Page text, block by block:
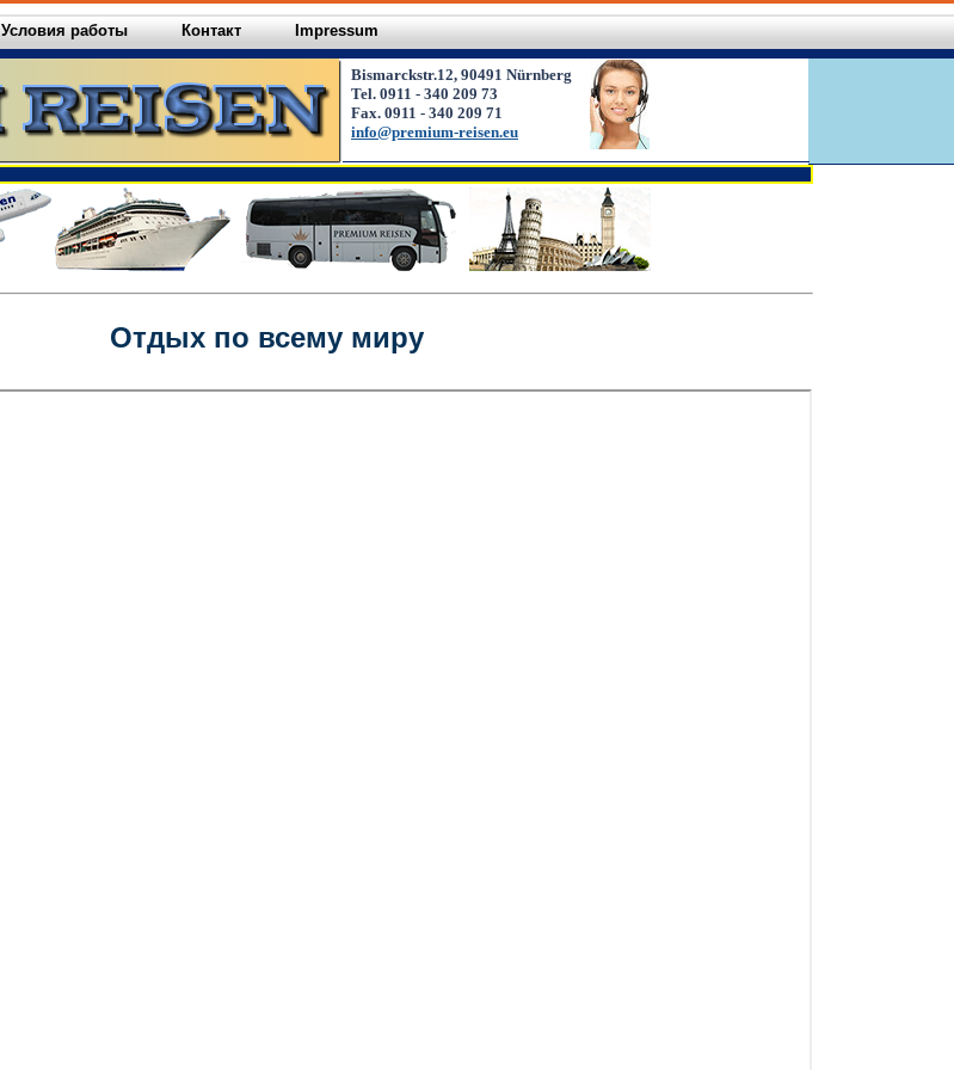
Условия работы Контакт Impressum
Bismarckstr.12, 90491 Nürnberg
Tel. 0911 - 340 209 73
Fax. 0911 - 340 209 71
info@premium-reisen.eu
Отдых по всему миру